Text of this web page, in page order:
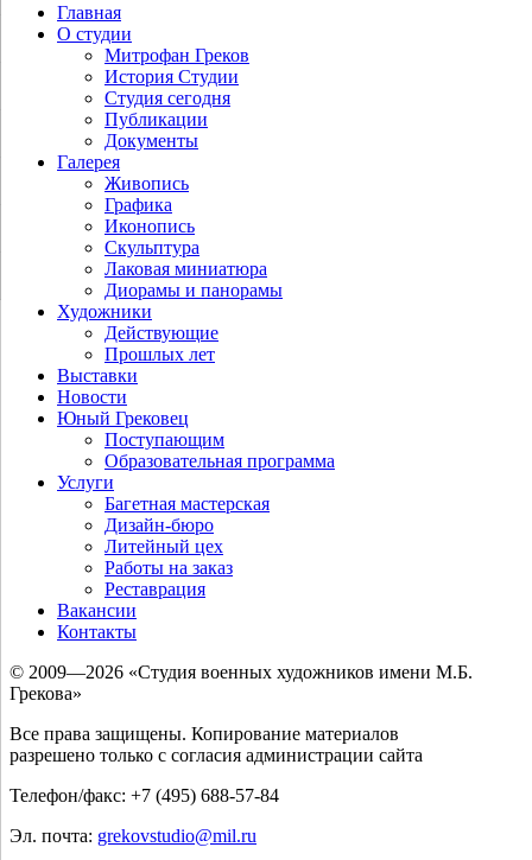
Главная
О студии
Митрофан Греков
История Студии
Студия сегодня
Публикации
Документы
Галерея
Живопись
Графика
Иконопись
Скульптура
Лаковая миниатюра
Диорамы и панорамы
Художники
Действующие
Прошлых лет
Выставки
Новости
Юный Грековец
Поступающим
Образовательная программа
Услуги
Багетная мастерская
Дизайн-бюро
Литейный цех
Работы на заказ
Реставрация
Вакансии
Контакты
© 2009—2026 «Студия военных художников имени М.Б.
Грекова»
Все права защищены. Копирование материалов
разрешено только с согласия администрации сайта
Телефон/факс: +7 (495) 688-57-84
Эл. почта: grekovstudio@mil.ru